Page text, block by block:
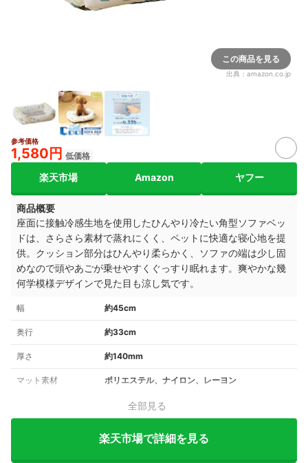
この商品を見る
出典： amazon.co.jp
参考価格
1,580円 低価格
楽天市場 Amazon ヤフー
商品概要
座面に接触冷感生地を使用したひんやり冷たい角型ソファベッ
ドは、さらさら素材で蒸れにくく、ペットに快適な寝心地を提
供。クッション部分はひんやり柔らかく、ソファの端は少し固
めなので頭やあごが乗せやすくぐっすり眠れます。爽やかな幾
何学模様デザインで見た目も涼し気です。
幅 約45cm
奥行 約33cm
厚さ 約140mm
マット素材 ポリエステル、ナイロン、レーヨン
全部見る
楽天市場で詳細を見る